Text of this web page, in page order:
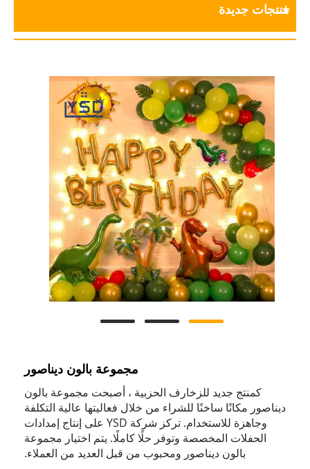
منتجات جديدة
مجموعة بالون ديناصور
كمنتج جديد للزخارف الحزبية ، أصبحت مجموعة بالون
ديناصور مكانًا ساخنًا للشراء من خلال فعاليتها عالية التكلفة
وجاهزة للاستخدام. تركز شركة YSD على إنتاج إمدادات
الحفلات المخصصة وتوفر حلًا كاملًا. يتم اختيار مجموعة
بالون ديناصور ومحبوب من قبل العديد من العملاء.